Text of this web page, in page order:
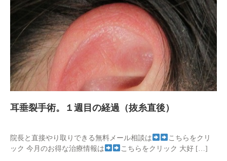
耳垂裂手術。１週目の経過（抜糸直後）
院長と直接やり取りできる無料メール相談は
こちらをクリ
ック 今月のお得な治療情報は
こちらをクリック 大好 […]